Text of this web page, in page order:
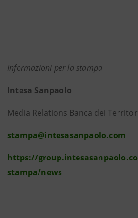
Informazioni per la stampa
Intesa Sanpaolo
Media Relations Banca dei
stampa@intesasanpaolo.com
https://
stampa/news